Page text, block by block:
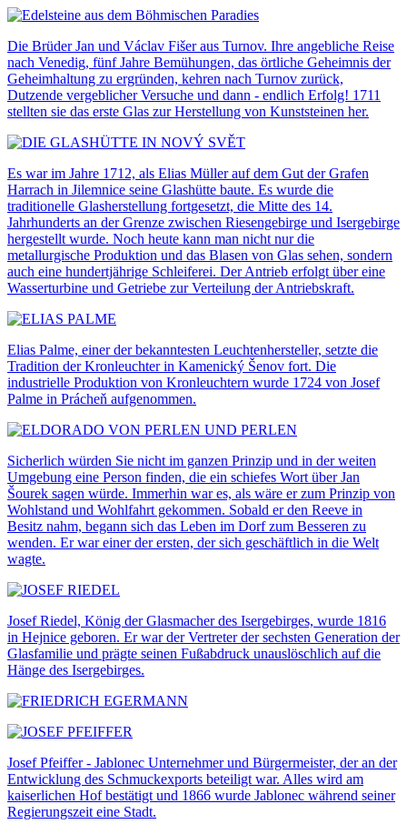
Die Brüder Jan und Václav Fišer aus Turnov. Ihre angebliche Reise
nach Venedig, fünf Jahre Bemühungen, das örtliche Geheimnis der
Geheimhaltung zu ergründen, kehren nach Turnov zurück,
Dutzende vergeblicher Versuche und dann - endlich Erfolg! 1711
stellten sie das erste Glas zur Herstellung von Kunststeinen her.
Es war im Jahre 1712, als Elias Müller auf dem Gut der Grafen
Harrach in Jilemnice seine Glashütte baute. Es wurde die
traditionelle Glasherstellung fortgesetzt, die Mitte des 14.
Jahrhunderts an der Grenze zwischen Riesengebirge und Isergebirge
hergestellt wurde. Noch heute kann man nicht nur die
metallurgische Produktion und das Blasen von Glas sehen, sondern
auch eine hundertjährige Schleiferei. Der Antrieb erfolgt über eine
Wasserturbine und Getriebe zur Verteilung der Antriebskraft.
Elias Palme, einer der bekanntesten Leuchtenhersteller, setzte die
Tradition der Kronleuchter in Kamenický Šenov fort. Die
industrielle Produktion von Kronleuchtern wurde 1724 von Josef
Palme in Prácheň aufgenommen.
Sicherlich würden Sie nicht im ganzen Prinzip und in der weiten
Umgebung eine Person finden, die ein schiefes Wort über Jan
Šourek sagen würde. Immerhin war es, als wäre er zum Prinzip von
Wohlstand und Wohlfahrt gekommen. Sobald er den Reeve in
Besitz nahm, begann sich das Leben im Dorf zum Besseren zu
wenden. Er war einer der ersten, der sich geschäftlich in die Welt
wagte.
Josef Riedel, König der Glasmacher des Isergebirges, wurde 1816
in Hejnice geboren. Er war der Vertreter der sechsten Generation der
Glasfamilie und prägte seinen Fußabdruck unauslöschlich auf die
Hänge des Isergebirges.
Josef Pfeiffer - Jablonec Unternehmer und Bürgermeister, der an der
Entwicklung des Schmuckexports beteiligt war. Alles wird am
kaiserlichen Hof bestätigt und 1866 wurde Jablonec während seiner
Regierungszeit eine Stadt.